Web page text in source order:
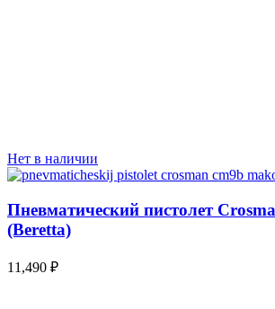
Нет в наличии
Пневматический пистолет
(Beretta)
11,490 ₽